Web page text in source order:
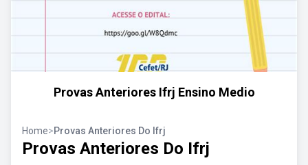
Provas Anteriores Ifrj Ensino Medio
Home>Provas Anteriores Do Ifrj
Provas Anteriores Do Ifrj